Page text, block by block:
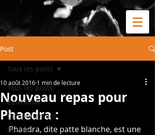
Post
Tous les posts
Education
Comportement
Pension
Tous les posts
Nouveau repas pour
Phaedra :
10 août 2016 1 min de lecture
Phaedra, dite patte blanche, est une